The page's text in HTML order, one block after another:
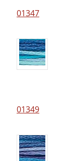
01347
01349